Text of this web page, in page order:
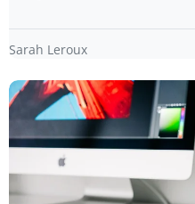
Sarah Leroux